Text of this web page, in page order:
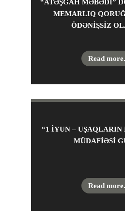
“ATƏŞGAH MƏBƏDİ”
MEMARLIQ
ÖDƏNİŞSİZ
Read
“1 IYUN –
MÜDAFIƏSI
Read